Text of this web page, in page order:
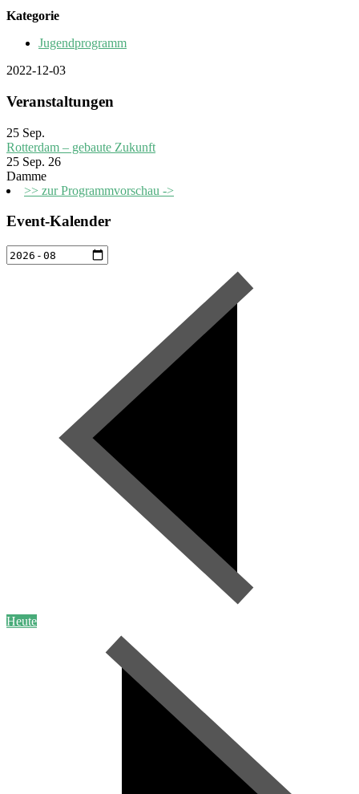
Kategorie
Jugendprogramm
2022-12-03
Veranstaltungen
25 Sep.
Rotterdam – gebaute Zukunft
25 Sep. 26
Damme
>> zur Programmvorschau ->
Event-Kalender
Heute